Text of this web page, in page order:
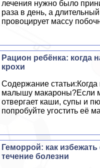
лечения нужно было
раза в день, а
провоцирует массу
Рацион ребёнка: когда
крохи
Содержание статьи:Когда
малышу макароны?Если
отвергает каши, супы и
попробуйте угостить её
Геморрой: как
течение болезни